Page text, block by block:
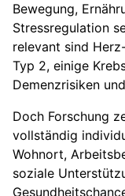
Bewegung,
Stressregulation
relevant sind
Typ 2, einige
Demenzrisiken
Doch Forschung
vollständig
Wohnort,
soziale